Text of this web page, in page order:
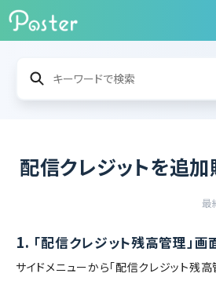
配信クレジットを追
最
1. 「配信クレジット残高管理」画
サイドメニューから「配信クレジット残高